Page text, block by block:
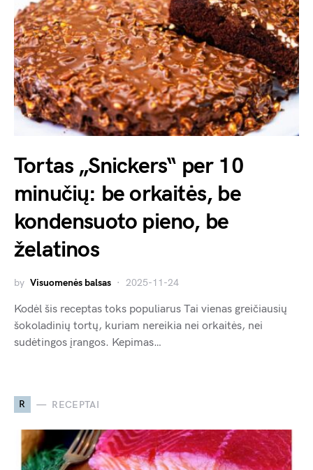
Tortas „Snickers“ per 10
minučių: be orkaitės, be
kondensuoto pieno, be
želatinos
by Visuomenės balsas 2025-11-24
Kodėl šis receptas toks populiarus Tai vienas greičiausių
šokoladinių tortų, kuriam nereikia nei orkaitės, nei
sudėtingos įrangos. Kepimas…
R RECEPTAI